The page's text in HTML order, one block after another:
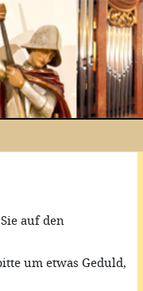
auf den
um etwas Geduld,